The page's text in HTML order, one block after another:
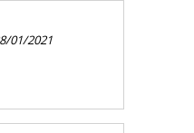
01/2021